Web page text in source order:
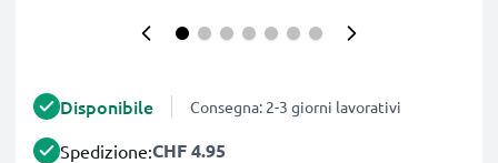
Disponibile Consegna: 2-3 giorni lavorativi
Spedizione:CHF 4.95